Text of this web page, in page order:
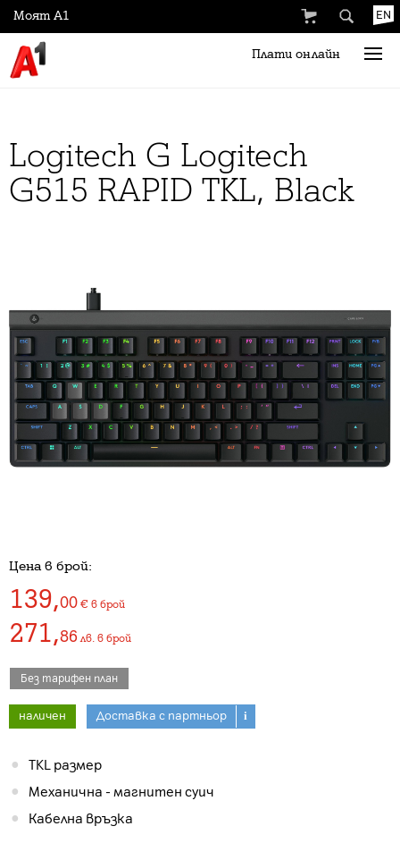
EN
Плати онлайн
Моят А1
Logitech G Logitech
G515 RAPID TKL, Black
Цена в брой:
139,00 € в брой
271,86 лв. в брой
Без тарифен план
наличен Доставка с партньор i
TKL размер
Механична - магнитен суич
Кабелна връзка